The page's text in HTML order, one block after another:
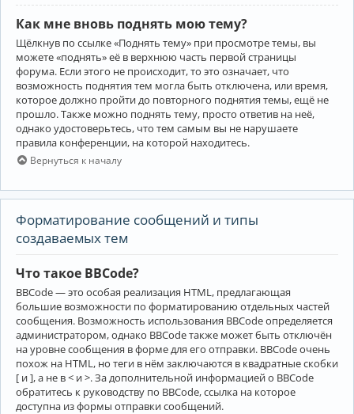
Как мне вновь поднять мою тему?
Щёлкнув по ссылке «Поднять тему» при просмотре темы, вы
можете «поднять» её в верхнюю часть первой страницы
форума. Если этого не происходит, то это означает, что
возможность поднятия тем могла быть отключена, или время,
которое должно пройти до повторного поднятия темы, ещё не
прошло. Также можно поднять тему, просто ответив на неё,
однако удостоверьтесь, что тем самым вы не нарушаете
правила конференции, на которой находитесь.
Вернуться к началу
Форматирование сообщений и типы
создаваемых тем
Что такое BBCode?
BBCode — это особая реализация HTML, предлагающая
большие возможности по форматированию отдельных частей
сообщения. Возможность использования BBCode определяется
администратором, однако BBCode также может быть отключён
на уровне сообщения в форме для его отправки. BBCode очень
похож на HTML, но теги в нём заключаются в квадратные скобки
[ и ], а не в < и >. За дополнительной информацией о BBCode
обратитесь к руководству по BBCode, ссылка на которое
доступна из формы отправки сообщений.